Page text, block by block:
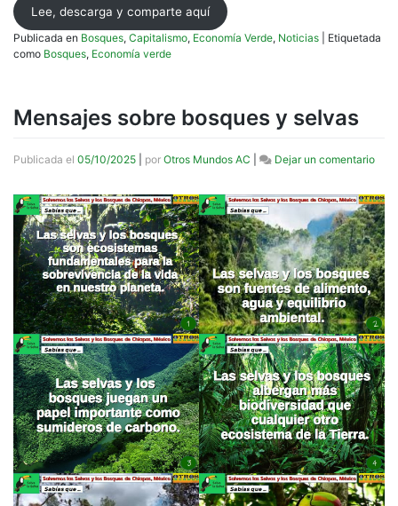
Lee, descarga y comparte aquí
Publicada en Bosques, Capitalismo, Economía Verde, Noticias
Etiquetada
como Bosques, Economía verde
Mensajes sobre bosques y selvas
Publicada el 05/10/2025 por Otros Mundos AC Dejar un comentarioen
y